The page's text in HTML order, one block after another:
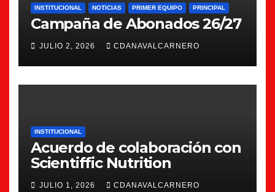
INSTITUCIONAL NOTICIAS PRIMER EQUIPO PRINCIPAL
Campaña de Abonados 26/27
JULIO 2, 2026 CDANAVALCARNERO
INSTITUCIONAL
Acuerdo de colaboración con
Scientiffic Nutrition
JULIO 1, 2026 CDANAVALCARNERO